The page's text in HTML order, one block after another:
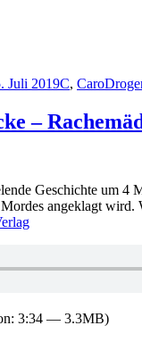
Juli 2019C, Caro
–
Geschichte um 4
angeklagt wird.
3:34 — 3.3MB)